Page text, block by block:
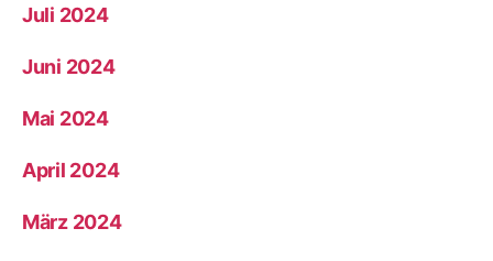
Juli 2024
Juni 2024
Mai 2024
April 2024
März 2024